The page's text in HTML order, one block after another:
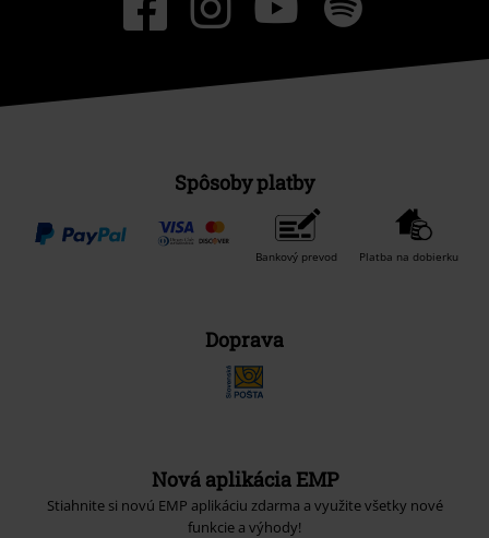
Spôsoby platby
Bankový prevod Platba na dobierku
Doprava
Nová aplikácia EMP
Stiahnite si novú EMP aplikáciu zdarma a využite všetky nové
funkcie a výhody!